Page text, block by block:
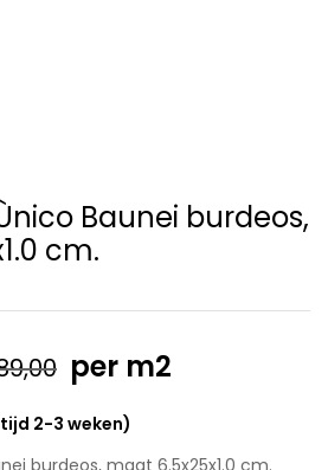
Baunei burdeos,
cm.
per m2
2-3 weken)
burdeos, maat 6.5x25x1.0 cm.